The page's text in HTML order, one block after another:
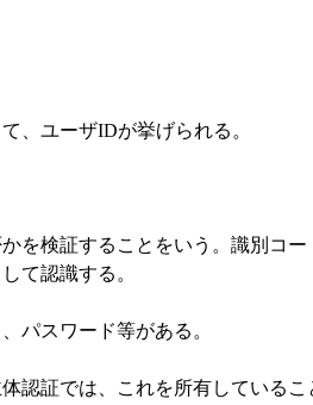
ユーザIDが挙げられる。
検証することをいう。識別コー
て認識する。
パスワード等がある。
証では、これを所有しているこ